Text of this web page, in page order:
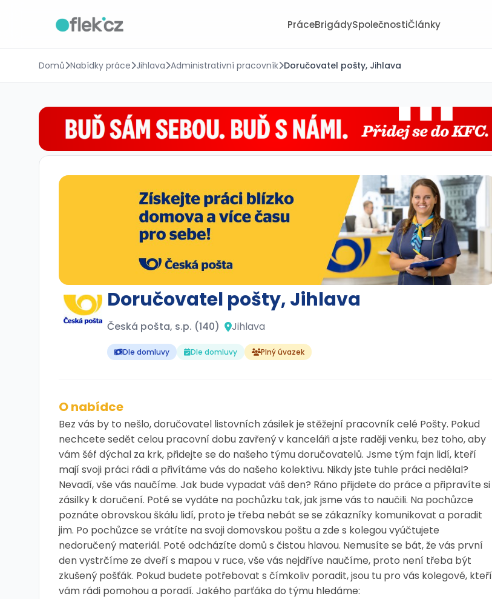
PráceBrigádySpolečnostiČlánky
Domů Nabídky práce Jihlava Administrativní pracovník Doručovatel pošty, Jihlava
Doručovatel pošty, Jihlava
Česká pošta, s.p. (140) Jihlava
Dle domluvy Dle domluvy Plný úvazek
O nabídce
Bez vás by to nešlo, doručovatel listovních zásilek je stěžejní pracovník celé Pošty. Pokud
nechcete sedět celou pracovní dobu zavřený v kanceláři a jste raději venku, bez toho, aby
vám šéf dýchal za krk, přidejte se do našeho týmu doručovatelů. Jsme tým fajn lidí, kteří
mají svoji práci rádi a přivítáme vás do našeho kolektivu. Nikdy jste tuhle práci nedělal?
Nevadí, vše vás naučíme. Jak bude vypadat váš den? Ráno přijdete do práce a připravíte si
zásilky k doručení. Poté se vydáte na pochůzku tak, jak jsme vás to naučili. Na pochůzce
poznáte obrovskou škálu lidí, proto je třeba nebát se se zákazníky komunikovat a poradit
jim. Po pochůzce se vrátíte na svoji domovskou poštu a zde s kolegou vyúčtujete
nedoručený materiál. Poté odcházíte domů s čistou hlavou. Nemusíte se bát, že vás první
den vystrčíme ze dveří s mapou v ruce, vše vás nejdříve naučíme, proto není třeba být
zkušený pošťák. Pokud budete potřebovat s čímkoliv poradit, jsou tu pro vás kolegové, kteří
vám rádi pomohou a poradí. Jakého parťáka do týmu hledáme: